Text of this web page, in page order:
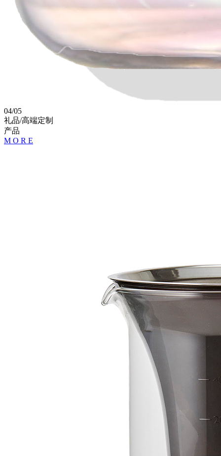
04/05
礼品/高端定制
产品
M O R E